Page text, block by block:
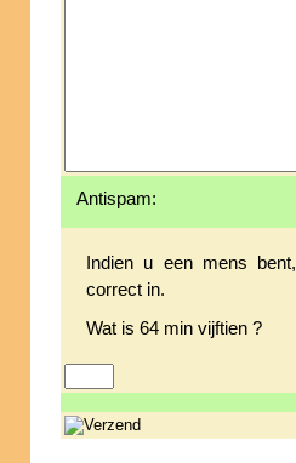
Antispam:
Indien u een mens
correct in.
Wat is 64 min vijftien ?